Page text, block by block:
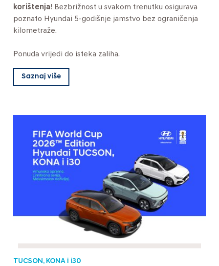
korištenja! Bezbrižnost u svakom trenutku osigurava
poznato Hyundai 5-godišnje jamstvo bez ograničenja
kilometraže.
Ponuda vrijedi do isteka zaliha.
Saznaj više
TUCSON, KONA i i30